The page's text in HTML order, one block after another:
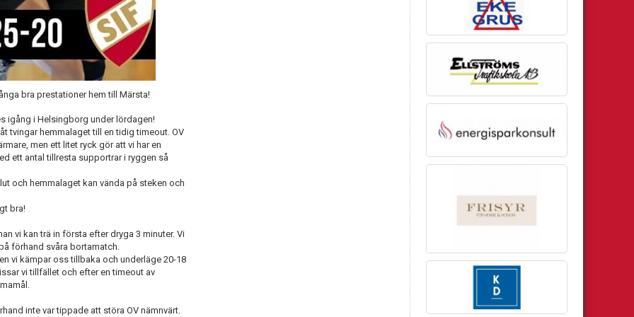
bra prestationer hem till Märsta!
igång i Helsingborg under lördagen!
tvingar hemmalaget till en tidig timeout. OV
men ett litet ryck gör att vi har en
ett antal tillresta supportrar i ryggen så
och hemmalaget kan vända på steken och
bra!
vi kan trä in första efter dryga 3 minuter. Vi
förhand svåra bortamatch.
vi kämpar oss tillbaka och underläge 20-18
vi tillfället och efter en timeout av
inte var tippade att störa OV nämnvärt.